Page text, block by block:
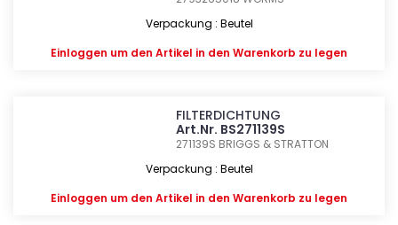
Verpackung : Beutel
Einloggen um den Artikel in den Warenkorb zu legen
FILTERDICHTUNG
Art.Nr. BS271139S
271139S BRIGGS & STRATTON
Verpackung : Beutel
Einloggen um den Artikel in den Warenkorb zu legen